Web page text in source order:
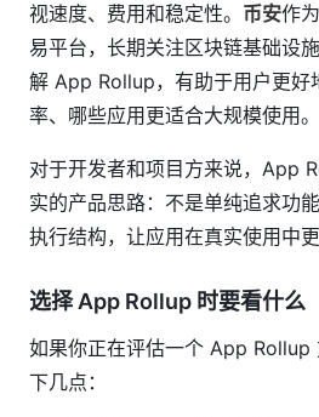
视速度、费用和稳定性。 币安作
易平台，长期关注区块链基础设
解 App Rollup，有助于用户更好
率、哪些应用更适合大规模使用。
对于开发者和项目方来说，App
实的产品思路：不是单纯追求功
执行结构，让应用在真实使用中
选择 App Rollup 时要看什么
如果你正在评估一个 App Rollup
下几点：